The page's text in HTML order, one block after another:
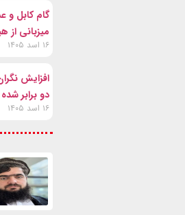
گام کابل و
میزبانی از هیئت ۱۰۰ نفره
۱۶ اسد ۱۴۰۵
دو برابر
۱۶ اسد ۱۴۰۵